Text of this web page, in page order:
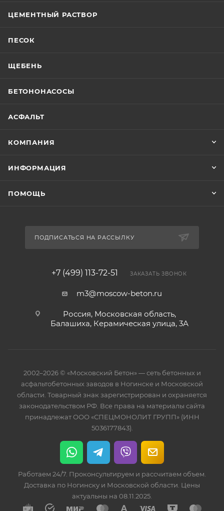
ЦЕМЕНТНЫЙ РАСТВОР
ПЕСОК
ЩЕБЕНЬ
БЕТОНОНАСОСЫ
АСФАЛЬТ
КОМПАНИЯ
ИНФОРМАЦИЯ
ПОМОЩЬ
ПОДПИСАТЬСЯ НА РАССЫЛКУ
+7 (499) 113-72-51 ЗАКАЗАТЬ ЗВОНОК
m3@moscow-beton.ru
Россия, Московская область,
Балашиха, Керамическая улица, 3А
2002–2026 © «Московский Бетон» — сеть бетонных и
асфальтобетонных заводов в Ногинске и Московской
области. Товарный знак зарегистрирован и охраняется
законодательством РФ. Все права на материалы сайта
принадлежат ООО «СПЕЦМОНОЛИТ ГРУПП» (ИНН
5036177843).
Работаем 24/7. Проконсультируем и рассчитаем объем.
Доставка по Ногинску и Московской области. Цены
актуальны на 08.11.2025.